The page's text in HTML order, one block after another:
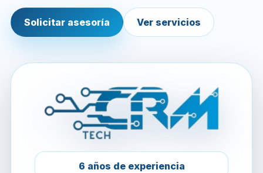
Solicitar asesoría Ver servicios
6 años de experiencia